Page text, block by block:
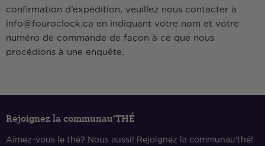
confirmation d’expédition, veuillez nous contacter à
info@fouroclock.ca en indiquant votre nom et votre
numéro de commande de façon à ce que nous
procédions à une enquête.
Rejoignez la communau'THÉ
Aimez-vous le thé? Nous aussi! Rejoignez la communau'thé!